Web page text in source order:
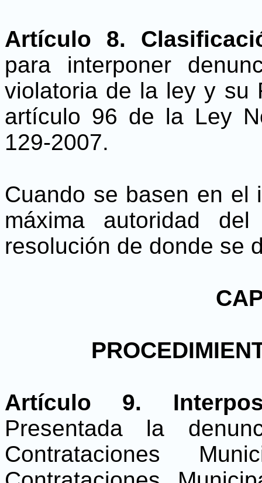
Artículo
8.
para interponer
violatoria de la ley y su
artículo 96 de la Ley
129-2007.
Cuando se basen en el
máxima autoridad
resolución de donde se
Artículo 9.
Presentada la
Contrataciones